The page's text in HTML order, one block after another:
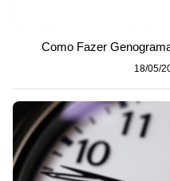
Como Fazer
18/05/